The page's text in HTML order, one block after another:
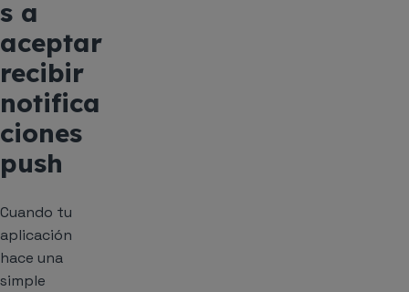
s a
aceptar
recibir
notifica
ciones
push
Cuando tu
aplicación
hace una
simple